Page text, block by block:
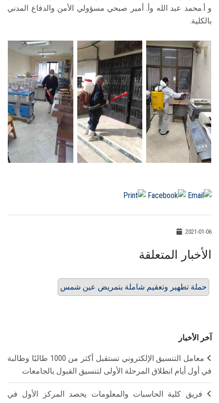
و أ.محمد عبد الله وأ. أمير صبحي مسؤولي الأمن والدفاع المدني
بالكلية.
2021-01-06
الأخبار المتعلقة
حملة تطهير وتعقيم شاملة بتمريض عين شمس
آخر الأخبار
معامل التنسيق الإلكتروني تستقبل أكثر من 1000 طالبًا وطالبة
في أول أيام انطلاق المرحلة الأولى لتنسيق القبول بالجامعات
فريق كلية الحاسبات والمعلومات يحصد المركز الأول في